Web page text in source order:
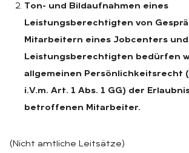
Ton- und Bildaufnahmen eines
Leistungsberechtigten von
Mitarbeitern eines Jobcenters und
Leistungsberechtigten bedürfen
allgemeinen Persönlichkeitsrecht
i.V.m. Art. 1 Abs. 1 GG) der
betroffenen Mitarbeiter.
(Nicht amtliche Leitsätze)